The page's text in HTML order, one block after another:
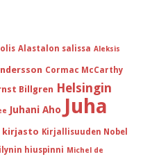
Alastalon salissa Aleksis
Cormac McCarthy
Billgren Helsingin
Juhani Aho Juha
kirjasto Kirjallisuuden Nobel
hiuspinni Michel de